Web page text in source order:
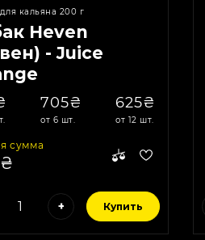
кальяна 200 г
Heven
- Juice
200г
705₴
от 6 шт.
625₴
от 12 шт.
сумма
+ Купить